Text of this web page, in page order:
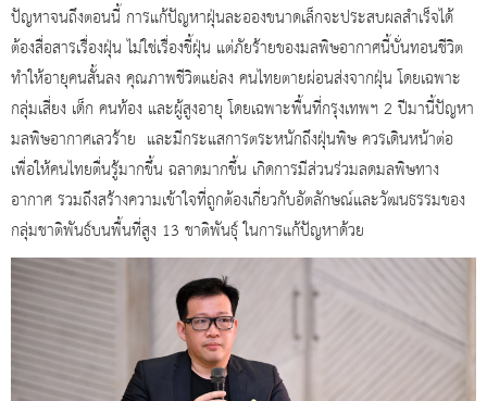
ปัญหาจนถึงตอนนี้ การแก้ปัญหาฝุ่นละอองขนาดเล็กจะประสบผลสำเร็จได้
ต้องสื่อสารเรื่องฝุ่น ไม่ใช่เรื่องขี้ฝุ่น แต่ภัยร้ายของมลพิษอากาศนี้บั่นทอนชีวิต
ทำให้อายุคนสั้นลง คุณภาพชีวิตแย่ลง คนไทยตายผ่อนส่งจากฝุ่น โดยเฉพาะ
กลุ่มเสี่ยง เด็ก คนท้อง และผู้สูงอายุ โดยเฉพาะพื้นที่กรุงเทพฯ 2 ปีมานี้ปัญหา
มลพิษอากาศเลวร้าย และมีกระแสการตระหนักถึงฝุ่นพิษ ควรเดินหน้าต่อ
เพื่อให้คนไทยตื่นรู้มากขึ้น ฉลาดมากขึ้น เกิดการมีส่วนร่วมลดมลพิษทาง
อากาศ รวมถึงสร้างความเข้าใจที่ถูกต้องเกี่ยวกับอัตลักษณ์และวัฒนธรรมของ
กลุ่มชาติพันธ์บนพื้นที่สูง 13 ชาติพันธุ์ ในการแก้ปัญหาด้วย